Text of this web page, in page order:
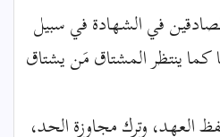
في الشهادة في سبيل
كما ينتظر المشتاق مَن يشتاق
وترك مجاوزة الحد،